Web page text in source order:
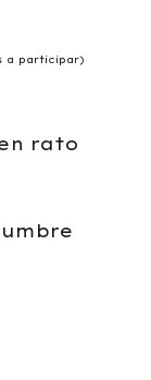
a participar)
rato